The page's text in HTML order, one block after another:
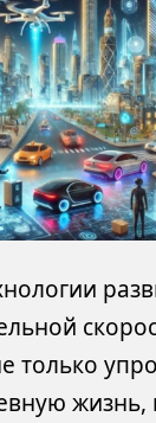
только
жизнь,